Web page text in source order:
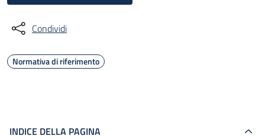
Condividi
Normativa di riferimento
INDICE DELLA PAGINA